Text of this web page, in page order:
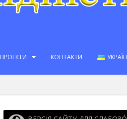
ПРОЕКТИ КОНТАКТИ